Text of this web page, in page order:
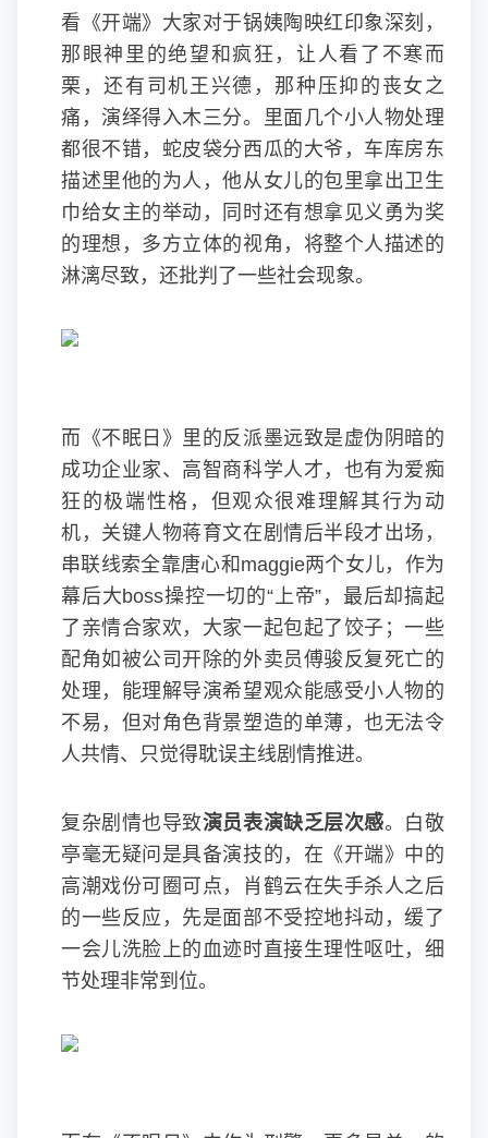
看《开端》大家对于锅姨陶映红印象深刻，
那眼神里的绝望和疯狂，让人看了不寒而
栗，还有司机王兴德，那种压抑的丧女之
痛，演绎得入木三分。里面几个小人物处理
都很不错，蛇皮袋分西瓜的大爷，车库房东
描述里他的为人，他从女儿的包里拿出卫生
巾给女主的举动，同时还有想拿见义勇为奖
的理想，多方立体的视角，将整个人描述的
淋漓尽致，还批判了一些社会现象。
而《不眠日》里的反派墨远致是虚伪阴暗的
成功企业家、高智商科学人才，也有为爱痴
狂的极端性格，但观众很难理解其行为动
机，关键人物蒋育文在剧情后半段才出场，
串联线索全靠唐心和maggie两个女儿，作为
幕后大boss操控一切的“上帝”，最后却搞起
了亲情合家欢，大家一起包起了饺子；一些
配角如被公司开除的外卖员傅骏反复死亡的
处理，能理解导演希望观众能感受小人物的
不易，但对角色背景塑造的单薄，也无法令
人共情、只觉得耽误主线剧情推进。
复杂剧情也导致演员表演缺乏层次感。白敬
亭毫无疑问是具备演技的，在《开端》中的
高潮戏份可圈可点，肖鹤云在失手杀人之后
的一些反应，先是面部不受控地抖动，缓了
一会儿洗脸上的血迹时直接生理性呕吐，细
节处理非常到位。